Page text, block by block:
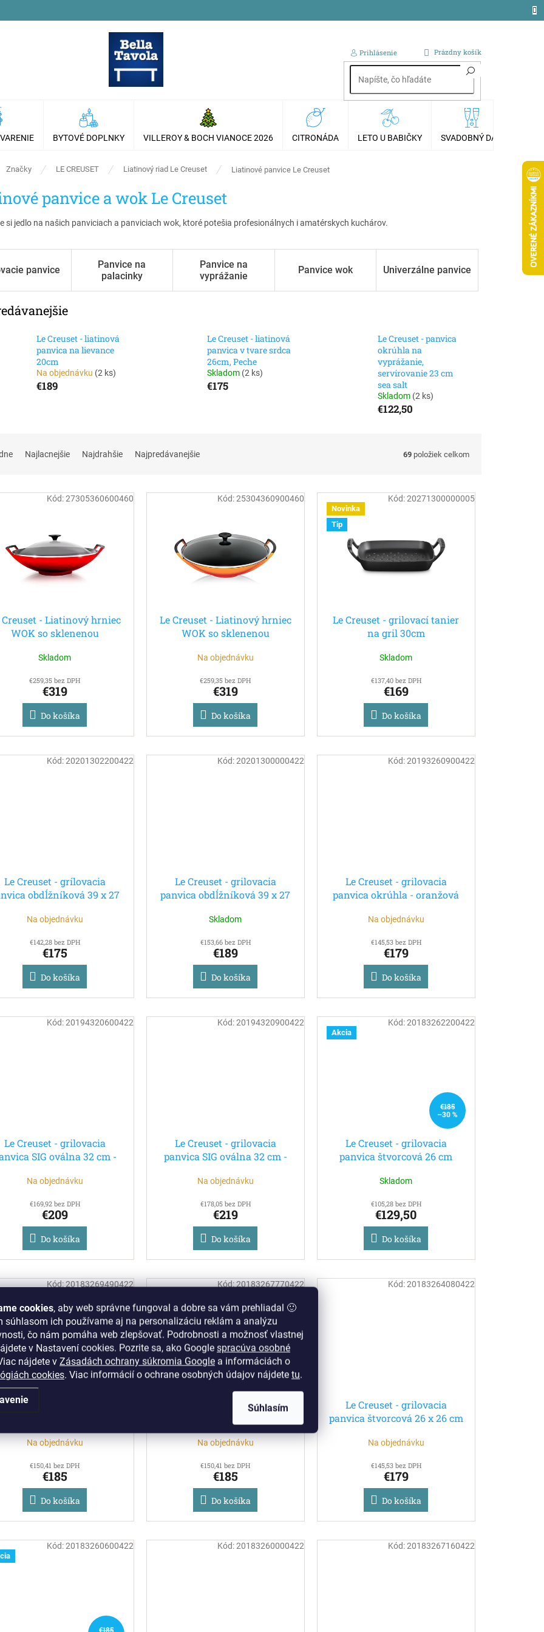
cookies, aby web správne fungoval a dobre sa vám prehliadal 🙂
súhlasom ich používame aj na personalizáciu reklám a analýzu
čo nám pomáha web zlepšovať. Podrobnosti a možnosť vlastnej
v Nastavení cookies. Pozrite sa, ako Google spracúva osobné
nájdete v Zásadách ochrany súkromia Google a informáciách o
cookies. Viac informácií o ochrane osobných údajov nájdete tu.
Súhlasím
Prihlásenie
NÁKUPNÝ
KOŠÍK
Prázdny košík
BYTOVÉ DOPLNKY VILLEROY & BOCH VIANOCE 2026 CITRONÁDA LETO U BABIČKY SVADOBNÝ DAR
Značky LE CREUSET Liatinový riad Le Creuset Liatinové panvice Le Creuset
panvice a wok Le Creuset
si jedlo na našich panviciach a panviciach wok, ktoré potešia profesionálnych i amatérskych kuchárov.
panvice
Panvice na
palacinky
Panvice na
vyprážanie
Panvice wok Univerzálne panvice
Le Creuset - liatinová
panvica na lievance
20cm
Na objednávku (2 ks)
€189
Le Creuset - liatinová
panvica v tvare srdca
26cm, Peche
Skladom (2 ks)
€175
Le Creuset - panvica
okrúhla na
vyprážanie,
servírovanie 23 cm
sea salt
Skladom (2 ks)
€122,50
Najlacnejšie Najdrahšie Najpredávanejšie 69 položiek celkom
Creuset - Liatinový hrniec
WOK so sklenenou
Skladom
€259,35 bez DPH
€319
Do košíka
Kód:27305360600460
Le Creuset - Liatinový hrniec
WOK so sklenenou
oranžový
Na objednávku
€259,35 bez DPH
€319
Do košíka
Kód:25304360900460
Novinka
Tip
Le Creuset - grilovací tanier
na gril 30cm
Skladom
€137,40 bez DPH
€169
Do košíka
Kód:20271300000005
Le Creuset - grílovacia
obdĺžníková 39 x 27
Na objednávku
€142,28 bez DPH
€175
Do košíka
Kód:20201302200422
Le Creuset - grilovacia
panvica obdĺžníková 39 x 27
Skladom
€153,66 bez DPH
€189
Do košíka
Kód:20201300000422
Le Creuset - grilovacia
panvica okrúhla - oranžová
Na objednávku
€145,53 bez DPH
€179
Do košíka
Kód:20193260900422
Le Creuset - grilovacia
SIG oválna 32 cm -
Na objednávku
€169,92 bez DPH
€209
Do košíka
Kód:20194320600422
Le Creuset - grilovacia
panvica SIG oválna 32 cm -
Na objednávku
€178,05 bez DPH
€219
Do košíka
Kód:20194320900422
Akcia
€185
–30 %
Le Creuset - grilovacia
panvica štvorcová 26 cm
Skladom
€105,28 bez DPH
€129,50
Do košíka
Kód:20183262200422
Le Creuset - grilovacia
Garnet bordová
Na objednávku
€150,41 bez DPH
€185
Do košíka
Kód:20183269490422
Le Creuset - grilovacia
ružová
Na objednávku
€150,41 bez DPH
€185
Do košíka
Kód:20183267770422
Le Creuset - grilovacia
panvica štvorcová 26 x 26 cm
Na objednávku
€145,53 bez DPH
€179
Do košíka
Kód:20183264080422
€185
Kód:20183260600422 Kód:20183260000422 Kód:20183267160422